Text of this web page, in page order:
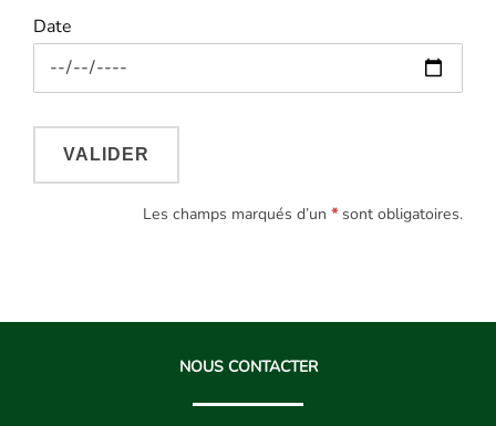
Date
Les champs marqués d’un *sont obligatoires.
NOUS CONTACTER